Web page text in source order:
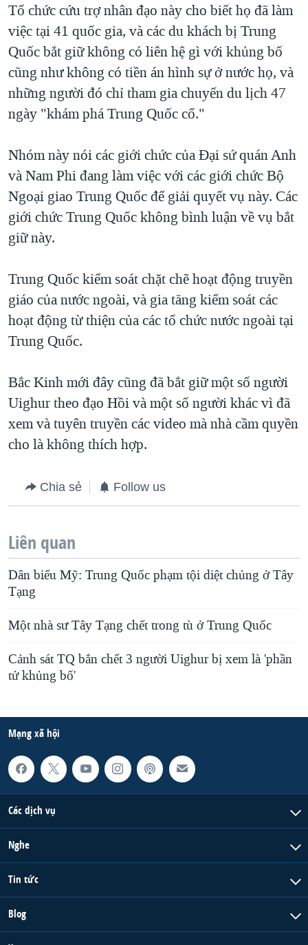
Tổ chức cứu trợ nhân đạo này cho biết họ đã làm
việc tại 41 quốc gia, và các du khách bị Trung
Quốc bắt giữ không có liên hệ gì với khủng bố
cũng như không có tiền án hình sự ở nước họ, và
những người đó chỉ tham gia chuyến du lịch 47
ngày "khám phá Trung Quốc cổ."
Nhóm này nói các giới chức của Ðại sứ quán Anh
và Nam Phi đang làm việc với các giới chức Bộ
Ngoại giao Trung Quốc để giải quyết vụ này. Các
giới chức Trung Quốc không bình luận về vụ bắt
giữ này.
Trung Quốc kiểm soát chặt chẽ hoạt động truyền
giáo của nước ngoài, và gia tăng kiểm soát các
hoạt động từ thiện của các tổ chức nước ngoài tại
Trung Quốc.
Bắc Kinh mới đây cũng đã bắt giữ một số người
Uighur theo đạo Hồi và một số người khác vì đã
xem và tuyên truyền các video mà nhà cầm quyền
cho là không thích hợp.
Chia sẻ Follow us
Liên quan
Dân biểu Mỹ: Trung Quốc phạm tội diệt chủng ở Tây
Tạng
Một nhà sư Tây Tạng chết trong tù ở Trung Quốc
Cảnh sát TQ bắn chết 3 người Uighur bị xem là 'phần
tử khủng bố'
Mạng xã hội
Các dịch vụ
Nghe
Tin tức
Blog